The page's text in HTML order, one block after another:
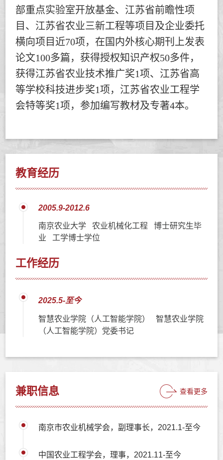
部重点实验室开放基金、江苏省前瞻性项
目、江苏省农业三新工程等项目及企业委托
横向项目近70项，在国内外核心期刊上发表
论文100多篇，获得授权知识产权50多件，
获得江苏省农业技术推广奖1项、江苏省高
等学校科技进步奖1项，江苏省农业工程学
会特等奖1项，参加编写教材及专著4本。
教育经历
2005.9-2012.6
南京农业大学 农业机械化工程 博士研究生毕
业 工学博士学位
工作经历
2025.5-至今
智慧农业学院（人工智能学院） 智慧农业学院
（人工智能学院）党委书记
兼职信息 查看更多
南京市农业机械学会，副理事长，2021.1-至今
中国农业工程学会，理事，2021.11-至今